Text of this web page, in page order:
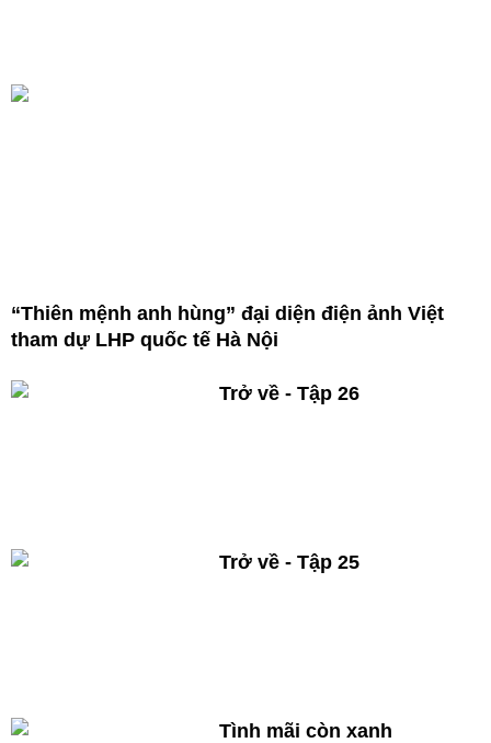
“Thiên mệnh anh hùng” đại diện điện ảnh Việt
tham dự LHP quốc tế Hà Nội
Trở về - Tập 26
Trở về - Tập 25
Tình mãi còn xanh